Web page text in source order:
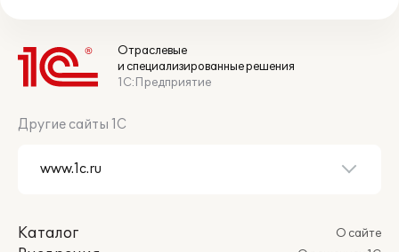
Отраслевые
и специализированные решения
1С:Предприятие
Другие сайты 1С
Каталог
О сайте